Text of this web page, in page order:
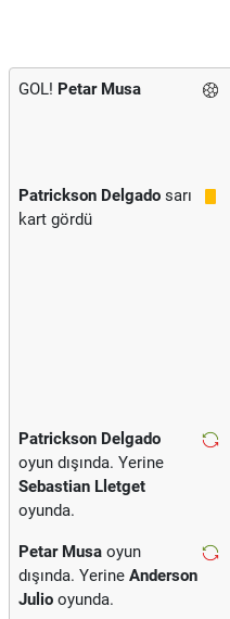
GOL! Petar Musa
Patrickson Delgado sarı
kart gördü
Patrickson Delgado
oyun dışında. Yerine
Sebastian Lletget
oyunda.
Petar Musa oyun
dışında. Yerine Anderson
Julio oyunda.